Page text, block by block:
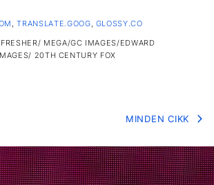
,TRANSLATE.GOOG GLOSSY.CO
MEGA/GC IMAGES/EDWARD
20TH CENTURY FOX
MINDEN CIKK